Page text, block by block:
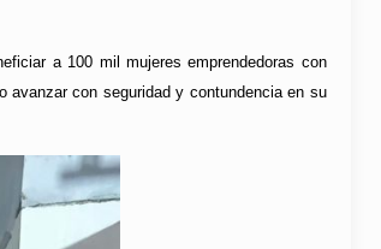
a 100 mil mujeres emprendedoras con
avanzar con seguridad y contundencia en su